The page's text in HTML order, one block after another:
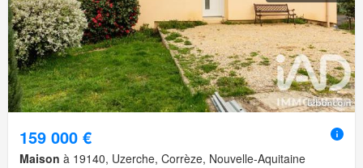
159 000 €
Maison à 19140, Uzerche, Corrèze, Nouvelle-Aquitaine